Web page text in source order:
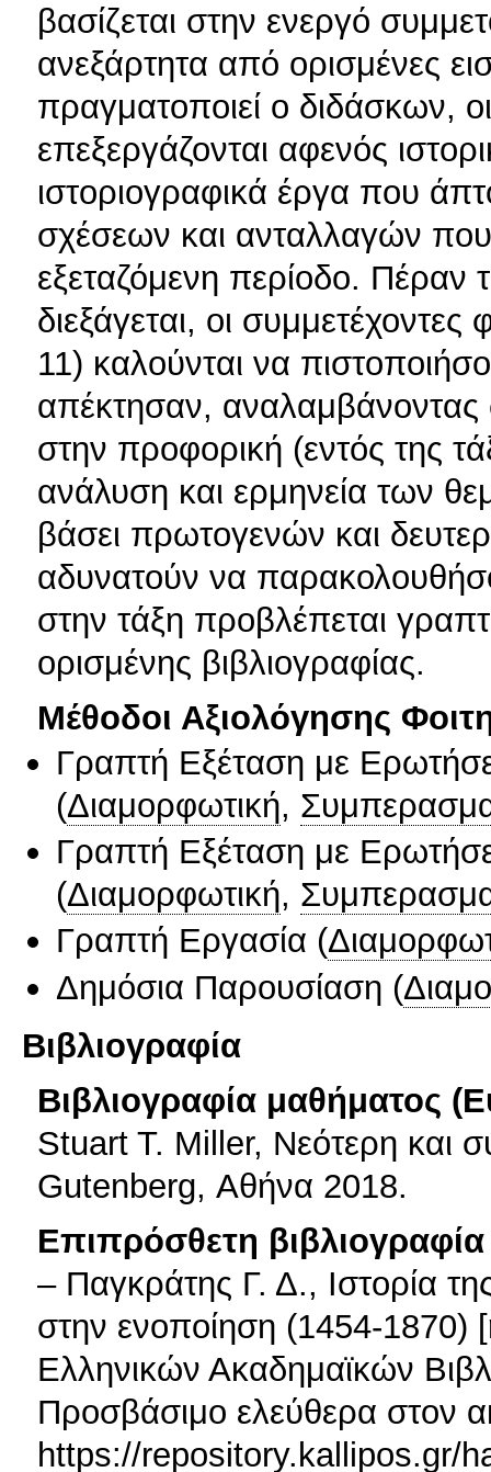
βασίζεται στην ενεργό
ανεξάρτητα από ορισμένες
πραγματοποιεί ο διδάσκων,
επεξεργάζονται αφενός
ιστοριογραφικά έργα που
σχέσεων και ανταλλαγών
εξεταζόμενη περίοδο. Πέραν
διεξάγεται, οι
11) καλούνται να
απέκτησαν,
στην προφορική (εντός της
ανάλυση και ερμηνεία των
βάσει πρωτογενών και
αδυνατούν να
στην τάξη προβλέπεται
ορισμένης βιβλιογραφίας.
Μέθοδοι Αξιολόγησης
Γραπτή Εξέταση με
(Διαμορφωτική,
Γραπτή Εξέταση με
(Διαμορφωτική,
Γραπτή Εργασία (
Δημόσια Παρουσίαση (
Βιβλιογραφία
Βιβλιογραφία μαθήματος
Stuart T. Miller, Νεότερη και
Gutenberg, Αθήνα 2018.
Επιπρόσθετη βιβλιογραφία
– Παγκράτης Γ. Δ., Ιστορία της Ιταλίας: Από τη συνθήκη του Λόντι στην ενοποίηση (1454-1870) [ηλεκτρ. βιβλ.], Αθήνα: Σύνδεσμος Ελληνικών Ακαδημαϊκών Βιβλιοθηκών, 2015, σσ. 13-108. Προσβάσιμο ελεύθερα στον ακόλουθο ιστότοπο: https://repository.kallipos.gr/handle/11419/3959 – Γιαλαμά Δ., Ελληνίδες μάγισσες στη Βενετία 16ος – 18ος αιώνας. Με βάση τις δικογραφίες της Ιεράς Εξέτασης της Βενετίας, Αθήνα 2009. – Γιαννακόπουλος Ι., Έλληνες λόγιοι εις την Βενετίαν: Μελέται επί της διαδόσεως των ελληνικών γραμμάτων από του Βυζαντίου εις την Δυτικήν Ευρώπην, Αθήνα 1965. – Γριμάνης Σ., «Ο Μεθώδιος Μορώνης και οι αιτιάσεις των Καθολικών εναντίον των Ορθοδόξων της Βενετίας (1677-1679)», Θησαυρίσματα 43 (2014), σελ. 277-344. – Δεσποτάκης Ε., «Το ζήτημα της ταφής των Ελλήνων της Βενετίας (τέλη 15ου – αρχές 16ου αιώνα)», Θησαυρίσματα 41-42 (2011-2012), σελ. 115-137. – Δεσποτάκης Ε. (αδ. διδακτ. διατρ.), Ενωτικοί Έλληνες στη Βενετία και το δίκτυο των φιλενωτικών της Κρήτης (15ος αι.), Αθήνα 2015. – Grivaud G., «Η κατάκτηση της Κύπρου από τους Οθωμανούς», στο: Θ. Παπαδόπουλλος (επιμ.), Ιστορία της Κύπρου. Τουρκοκρατία, τ. ΣΤ΄, Λευκωσία 2011, σελ. 1-182. – Καπλάνης Τ., «Νεόφυτος Ροδινός-Ιωακείμ Κύπριος: Λογοτεχνικές αποτυπώσεις της Κύπρου και ταυτότητες στο 17ο αι.», ΕΚΕΕ 37 (2013-14), σελ. 283-310. – Καραγιάννη Ο., (αδ. διδακ. διατρ.), Κοινωνία και πολιτισμός του ελληνορθόδοξου κόσμου της Βενετίας τον 17ο αιώνα: έργα τέχνης και αντικείμενα υλικού βίου από αρχειακές πηγές, Αθήνα 2014. – Καραγιάννη Ο., «Εικόνες, πίνακες και έργα μικροτεχνίας σε καταγραφές κινητής περιουσίας Ελλήνων της Βενετίας (β΄ μισό 16ου-17ου αιώνας)», Θησαυρίσματα 36 (2006), σελ. 287-308. – Καραθανάσης Α., Η Βενετία των Ελλήνων, Θεσσαλονίκη 2010. – Κατσιαρδή-Hering Ο., «Η διακίνηση των ανθρώπων και των αγαθών. Μια τυπολογία των μετακινήσεων», στο: Σ. Ασδραχάς (επιμ.), Ελληνική Οικονομική Ιστορία ΙΕ΄-ΙΘ΄ αιώνας, τ. Α΄, Αθήνα 2003, σελ. 219-247. – Κατσιαρδή-Hering Ο., «Από τις “ελληνικές κοινότητες του εξωτερικού” στην ιστοριογραφία του μεταναστευτικού φαινομένου (15ος-19ος αι.)», στο: Π. Κιτρομηλίδης και Τ. Σκλαβενίτης (επιμ.), Ιστοριογραφία της Νεότερης και Σύγχρονης Ελλάδας 1833-2002. Πρακτικά Δ΄ Διεθνούς Συνέδριου Ιστορίας, τ. Β΄, Αθήνα 2004, σελ. 223-250. – Κατσιαρδή-Hering Ο., «Από την οθωμανική κατάκτηση ως την εδραίωση του νεοελληνικού κράτους», στο: Ι. Χασιώτης, Ο. Κατσιαρδή-Hering και Ε. Αμβατζή (επιμ.), Οι Έλληνες στη Διασπορά 15ος – 21ος αι., Αθήνα 2006, σελ. 35-52. – Κατσιαρδή-Hering Ο., «Έλλην, Γραικός, Ρωμηός: από το πολυεθνικό στο εθνικό», στο: Ο. Κατσιαρδή-Hering, Α. Παπαδία-Λάλα, Κ. Νικολάου και Β. Καραμανωλάκης (επιμ.), Έλλην, Ρωμηός, Γραικός. Συλλογικοί προσδιορισμοί και ταυτότητες, Αθήνα 2018, σελ. 19-35. – Κιτρομηλίδης Π., «Βιβλία και ανάγνωση στη Λευκωσία της Αναγέννησης. Η μαρτυρία της βιβλιοθήκης του Μάρκου Ζαχαρία», στο: Χ. Μαλτέζου (επιμ.), Πρακτικά του Διεθνούς Συμποσίου Κύπρος-Βενετία: κοινές ιστορικές τύχες (Αθήνα, 1-3 Μαρτίου 2001), Βενετία 2002, σελ. 263-275. – Κουτμάνης Σ., «Όψεις της εγκατάστασης των Ελλήνων στη Βενετία το 17ο αιώνα», Θησαυρίσματα 35 (2005), σελ. 309-339. – Κουτμάνης Σ., «Το τρίτο είδος. Θρησκευτική υβριδικότητα και κοινωνική αλλαγή στην ορθόδοξη κοινότητα της Βενετίας (τέλη 17ου- αρχές 18ου αι.)», Θησαυρίσματα 37 (2007), σελ. 389-419. – Κουτμάνης Σ. (αδ. διδακτ. διατρ.), Έλληνες στη Βενετία (1620-1710). Κοινωνικό Φύλο-Οικονομία-Νοοτροπίες, Αθήνα 2013. – Κύρρης Κ., «Κύπριοι λόγιοι της Ενετίας κατά τους XVI και XVII αιώνες», ΔΟΠΕΚ 6 (1967), σελ. 81-95. – Κωνσταντουδάκη-Κιτρομηλίδου Μ., «Κύπριοι ζωγράφοι στη Βενετία στα τέλη του 16ου αιώνα. Αρχειακές μαρτυρίες και καλλιτεχνική παραγωγή», στο: Χ. Μαλτέζου (επιμ.), Πρακτικά του Διεθνούς Συμποσίου Κύπρος-Βενετία. Κοινές ιστορικές τύχες, Bενετία 2002, σελ. 353- 368, πίν. 1-12. – Κωνσταντουδάκη-Κιτρομηλίδου Μ., «Όψεις της ζωγραφικής των εικόνων στην Κύπρο κατά τη βενετική περίοδο και οι σχέσεις με τη Βενετία», στο: Α. Νικολάου-Κονναρή (επιμ.), Η Γαληνοτάτη και η Ευγενεστάτη: Η Βενετία στην Κύπρο και η Κύπρος στη Βενετία, Λευκωσία 2009, σελ. 157-193. – Μαλτέζου Χ., «Ο κυπριακός ελληνισμός του εξωτερικού και η πνευματική του δράση κατά την περίοδο της Ενετοκρατίας (1489-1571)», στο: Θ. Παπαδόπουλλος (επιμ.), Ιστορία της Κύπρου. Μεσαιωνικόν Βασίλειον - Ενετοκρατία, τ. Ε΄, Λευκωσία 1996, σελ. 1209-1227. – Μαλτέζου Χ., Η Βενετία των Ελλήνων, Αθήνα 1999. –